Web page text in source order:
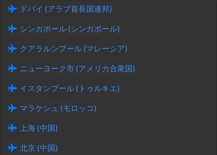
ドバイ (アラブ首長国連邦)
シンガポール (シンガポール)
クアラルンプール (マレーシア)
ニューヨーク市 (アメリカ合衆国)
イスタンブール (トゥルキエ)
マラケシュ (モロッコ)
上海 (中国)
北京 (中国)